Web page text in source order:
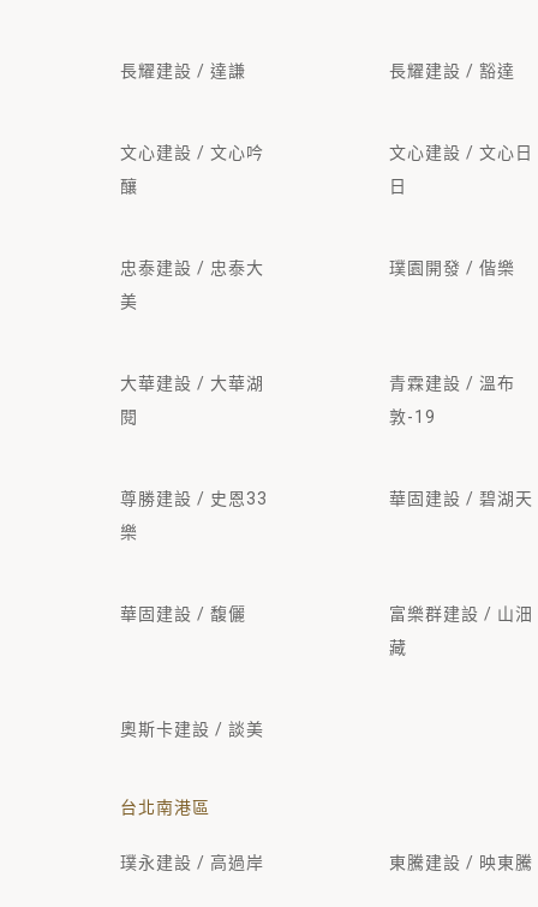
長耀建設 / 達謙 長耀建設 / 豁達
文心建設 / 文心吟
釀
文心建設 / 文心日
日
忠泰建設 / 忠泰大
美
璞園開發 / 偕樂
大華建設 / 大華湖
閱
青霖建設 / 溫布
敦-19
尊勝建設 / 史恩33
樂
華固建設 / 碧湖天
華固建設 / 馥儷
富樂群建設 / 山沺
藏
奧斯卡建設 / 談美
台北南港區
璞永建設 / 高過岸 東騰建設 / 映東騰